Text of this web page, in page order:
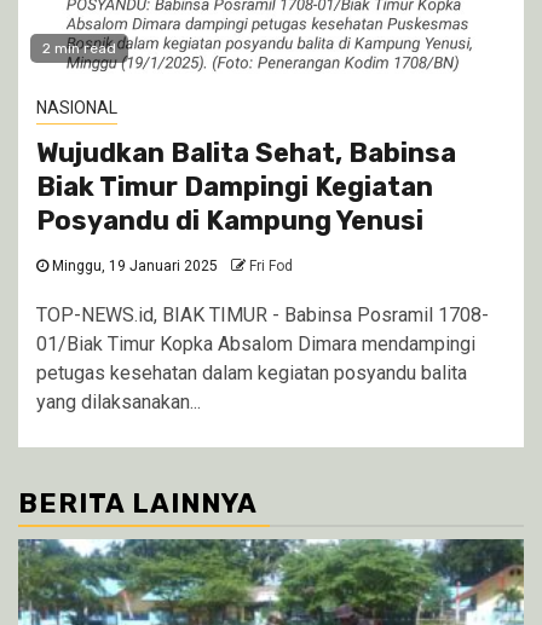
2 min read
NASIONAL
Wujudkan Balita Sehat, Babinsa
Biak Timur Dampingi Kegiatan
Posyandu di Kampung Yenusi
Minggu, 19 Januari 2025 Fri Fod
TOP-NEWS.id, BIAK TIMUR - Babinsa Posramil 1708-
01/Biak Timur Kopka Absalom Dimara mendampingi
petugas kesehatan dalam kegiatan posyandu balita
yang dilaksanakan...
BERITA LAINNYA